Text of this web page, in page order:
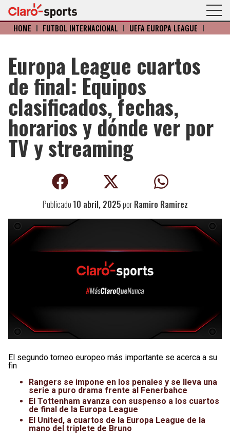
HOME I FÚTBOL INTERNACIONAL I UEFA EUROPA LEAGUE I
Europa League cuartos
de final: Equipos
clasificados, fechas,
horarios y dónde ver por
TV y streaming
Publicado 10 abril, 2025porRamiro Ramirez
El segundo torneo europeo más importante se acerca a su
fin
Rangers se impone en los penales y se lleva una
serie a puro drama frente al Fenerbahce
El Tottenham avanza con suspenso a los cuartos
de final de la Europa League
El United, a cuartos de la Europa League de la
mano del triplete de Bruno